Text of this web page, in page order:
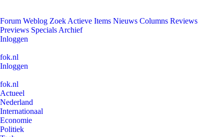
Forum Weblog Zoek Actieve Items Nieuws Columns Reviews
Previews Specials Archief
Inloggen
fok.nl
Inloggen
fok.nl
Actueel
Nederland
Internationaal
Economie
Politiek